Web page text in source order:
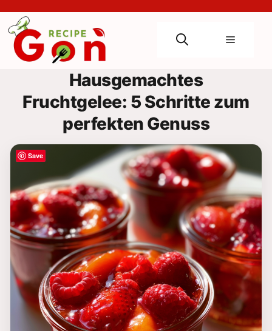
content
Menu
Hausgemachtes
Fruchtgelee: 5 Schritte zum
perfekten Genuss
Save